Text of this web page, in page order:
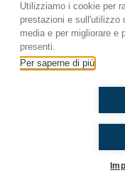
San Giovanni in
Ti è piaciuto?
Utilizziamo i cookie per
prestazioni e sull'utilizzo
media e per migliorare e
presenti.
Per saperne di più